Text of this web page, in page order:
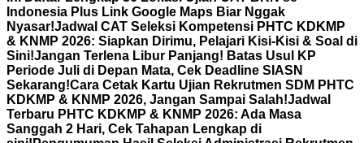
Indonesia Plus Link Google Maps Biar Nggak
Nyasar!Jadwal CAT Seleksi Kompetensi PHTC KDKMP
& KNMP 2026: Siapkan Dirimu, Pelajari Kisi-Kisi & Soal di
Sini!Jangan Terlena Libur Panjang! Batas Usul KP
Periode Juli di Depan Mata, Cek Deadline SIASN
Sekarang!Cara Cetak Kartu Ujian Rekrutmen SDM PHTC
KDKMP & KNMP 2026, Jangan Sampai Salah!Jadwal
Terbaru PHTC KDKMP & KNMP 2026: Ada Masa
Sanggah 2 Hari, Cek Tahapan Lengkap di